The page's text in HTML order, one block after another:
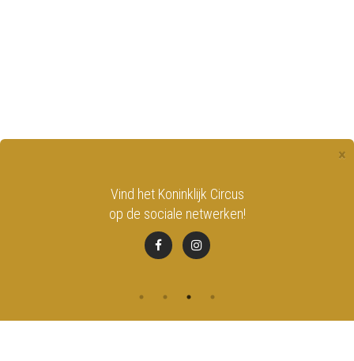
×
Vind het Koninklijk Circus
op de sociale netwerken!